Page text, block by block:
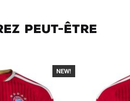
peut-être
-40%
NEW!